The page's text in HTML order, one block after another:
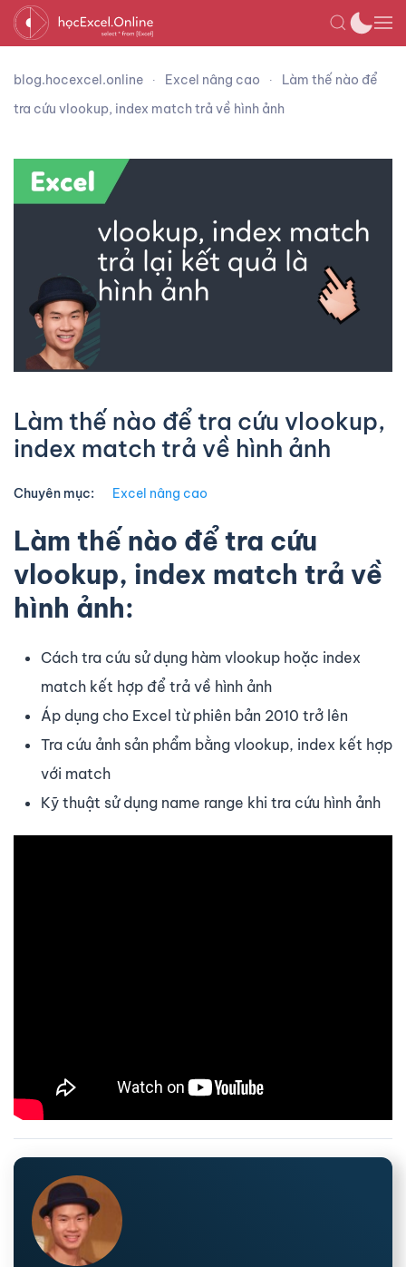
blog.hocexcel.online Excel nâng cao
Làm thế nào để
tra cứu vlookup, index match trả về hình ảnh
Làm thế nào để tra cứu vlookup,
index match trả về hình ảnh
Chuyên mục: Excel nâng cao
Làm thế nào để tra cứu
vlookup, index match trả về
hình ảnh:
Cách tra cứu sử dụng hàm vlookup hoặc index
match kết hợp để trả về hình ảnh
Áp dụng cho Excel từ phiên bản 2010 trở lên
Tra cứu ảnh sản phẩm bằng vlookup, index kết hợp
với match
Kỹ thuật sử dụng name range khi tra cứu hình ảnh